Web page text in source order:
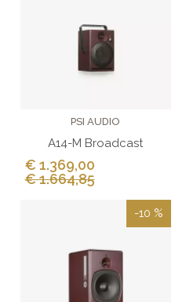
PSI AUDIO
A14-M Broadcast
€ 1.369,00
€ 1.664,85
-10 %